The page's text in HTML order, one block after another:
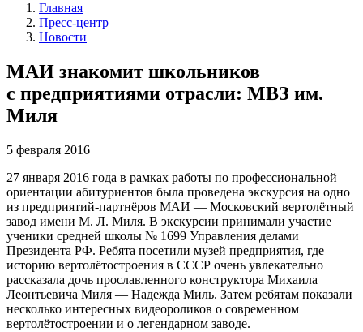
Главная
Пресс-центр
Новости
МАИ знакомит школьников
с предприятиями отрасли: МВЗ им.
Миля
5 февраля 2016
27 января 2016 года в рамках работы по профессиональной
ориентации абитуриентов была проведена экскурсия на одно
из предприятий-партнёров МАИ — Московский вертолётный
завод имени М. Л. Миля. В экскурсии принимали участие
ученики средней школы № 1699 Управления делами
Президента РФ. Ребята посетили музей предприятия, где
историю вертолётостроения в СССР очень увлекательно
рассказала дочь прославленного конструктора Михаила
Леонтьевича Миля — Надежда Миль. Затем ребятам показали
несколько интересных видеороликов о современном
вертолётостроении и о легендарном заводе.